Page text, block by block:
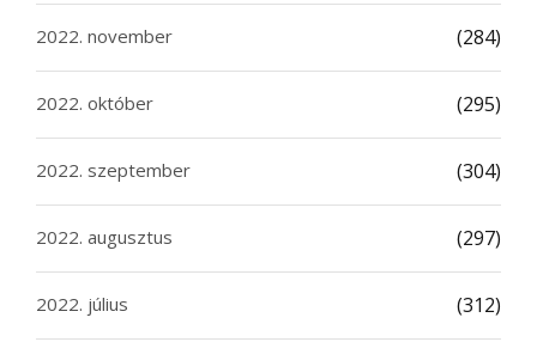
2022. november (284)
2022. október (295)
2022. szeptember (304)
2022. augusztus (297)
2022. július (312)